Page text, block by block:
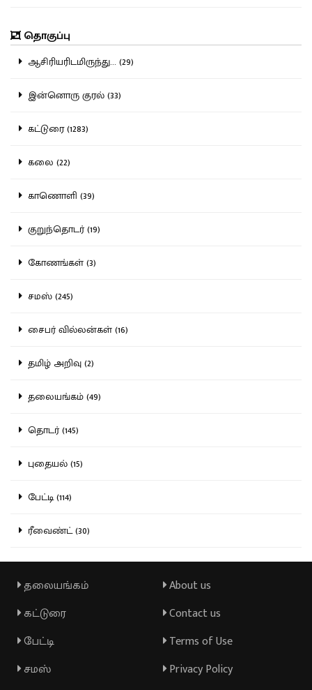
தொகுப்பு
ஆசிரியரிடமிருந்து... (29)
இன்னொரு குரல் (33)
கட்டுரை (1283)
கலை (22)
காணொளி (39)
குறுந்தொடர் (19)
கோணங்கள் (3)
சமஸ் (245)
சைபர் வில்லன்கள் (16)
தமிழ் அறிவு (2)
தலையங்கம் (49)
தொடர் (145)
புதையல் (15)
பேட்டி (114)
ரீவைண்ட் (30)
தலையங்கம்
கட்டுரை
பேட்டி
சமஸ்
About us
Contact us
Terms of Use
Privacy Policy